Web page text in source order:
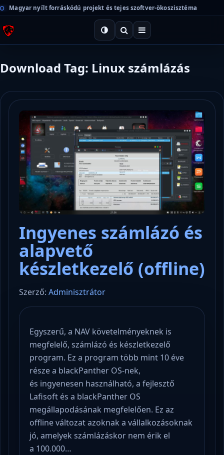
Magyar nyílt forráskódú projekt és tejes szoftver-ökoszisztéma
Download Tag: Linux számlázás
Ingyenes számlázó és
alapvető
készletkezelő (offline)
Szerző: Adminisztrátor
Egyszerű, a NAV követelményeknek is
megfelelő, számlázó és készletkezelő
program. Ez a program több mint 10 éve
része a blackPanther OS-nek,
és ingyenesen használható, a fejlesztő
Lafisoft és a blackPanther OS
megállapodásának megfelelően. Ez az
offline változat azoknak a vállalkozásoknak
jó, amelyek számlázáskor nem érik el
a 100.000…